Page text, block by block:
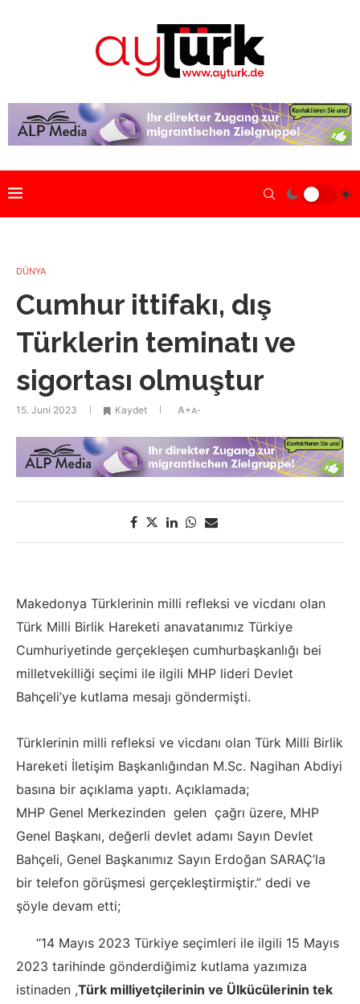
DÜNYA
Cumhur ittifakı, dış
Türklerin teminatı ve
sigortası olmuştur
15. Juni 2023 Kaydet A+A-
Makedonya Türklerinin milli refleksi ve vicdanı olan
Türk Milli Birlik Hareketi anavatanımız Türkiye
Cumhuriyetinde gerçekleşen cumhurbaşkanlığı bei
milletvekilliği seçimi ile ilgili MHP lideri Devlet
Bahçeli’ye kutlama mesajı göndermişti.
Türklerinin milli refleksi ve vicdanı olan Türk Milli Birlik
Hareketi İletişim Başkanlığından M.Sc. Nagihan Abdiyi
basına bir açıklama yaptı. Açıklamada;
MHP Genel Merkezinden gelen çağrı üzere, MHP
Genel Başkanı, değerli devlet adamı Sayın Devlet
Bahçeli, Genel Başkanımız Sayın Erdoğan SARAÇ’la
bir telefon görüşmesi gerçekleştirmiştir.” dedi ve
şöyle devam etti;
“14 Mayıs 2023 Türkiye seçimleri ile ilgili 15 Mayıs
2023 tarihinde gönderdiğimiz kutlama yazımıza
istinaden ,Türk milliyetçilerinin ve Ülkücülerinin tek